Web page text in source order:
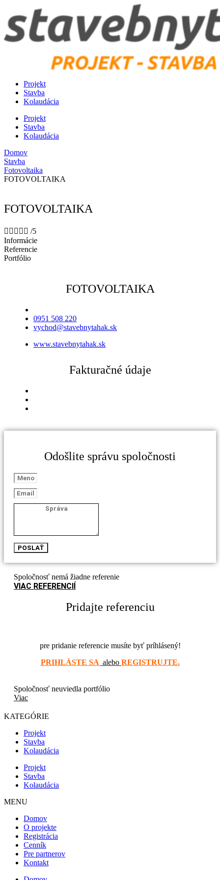
na
obsah
Projekt
Stavba
Kolaudácia
Projekt
Stavba
Kolaudácia
Domov
Stavba
Fotovoltaika
FOTOVOLTAIKA
FOTOVOLTAIKA
     /5
Informácie
Referencie
Portfólio
FOTOVOLTAIKA
0951 508 220
vychod@stavebnytahak.sk
www.stavebnytahak.sk
Fakturačné údaje
Odošlite správu spoločnosti
POSLAŤ
Spoločnosť nemá žiadne referenie
VIAC REFERENCIÍ
Pridajte referenciu
pre pridanie referencie musíte byť príhlásený!
PRIHLÁSTE SA alebo REGISTRUJTE.
Spoločnosť neuviedla portfólio
Viac
KATEGÓRIE
Projekt
Stavba
Kolaudácia
Projekt
Stavba
Kolaudácia
MENU
Domov
O projekte
Registrácia
Cenník
Pre partnerov
Kontakt